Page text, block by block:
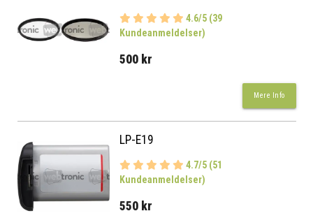
4.6/5 (39
Kundeanmeldelser)
500 kr
Mere Info
LP-E19
4.7/5 (51
Kundeanmeldelser)
550 kr